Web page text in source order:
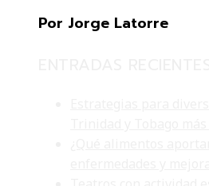
Por Jorge Latorre